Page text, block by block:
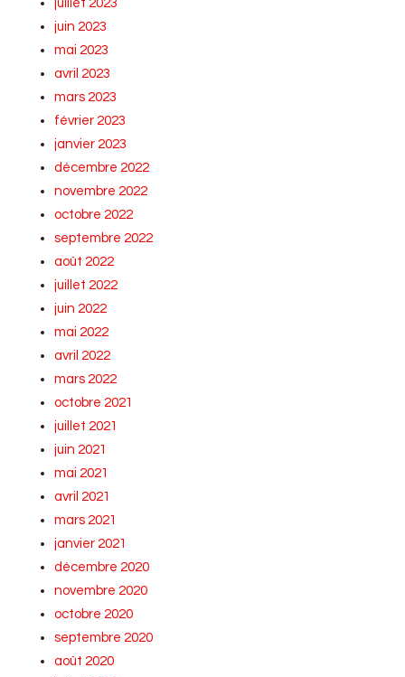
juillet 2023
juin 2023
mai 2023
avril 2023
mars 2023
février 2023
janvier 2023
décembre 2022
novembre 2022
octobre 2022
septembre 2022
août 2022
juillet 2022
juin 2022
mai 2022
avril 2022
mars 2022
octobre 2021
juillet 2021
juin 2021
mai 2021
avril 2021
mars 2021
janvier 2021
décembre 2020
novembre 2020
octobre 2020
septembre 2020
août 2020